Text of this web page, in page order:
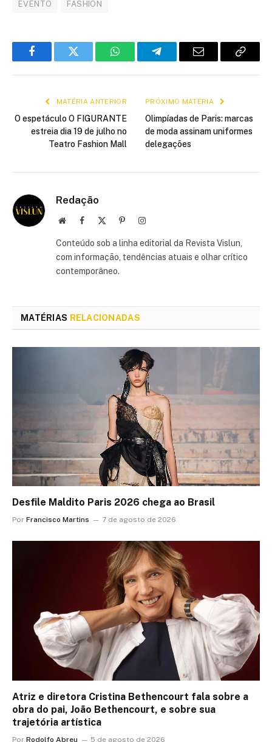
EVENTO FASHION
FacebookTwitter WhatsAppTelegramE-
Copiar
MATÉRIA ANTERIOR
O espetáculo O FIGURANTE
estreia dia 19 de julho no
Teatro Fashion Mall
PRÓXIMO MATÉRIA
Olimpíadas de Paris: marcas
de moda assinam uniformes
delegações
Redação
Site Facebook PinterestInstagram
Conteúdo sob a linha editorial da Revista Vislun,
com informação, tendências atuais e olhar crítico
contemporâneo.
MATÉRIAS RELACIONADAS
Desfile Maldito Paris 2026 chega ao Brasil
Por Francisco Martins 7 de agosto de 2026
Atriz e diretora Cristina Bethencourt fala sobre a
obra do pai, João Bethencourt, e sobre sua
trajetória artística
Por Rodolfo Abreu 5 de agosto de 2026